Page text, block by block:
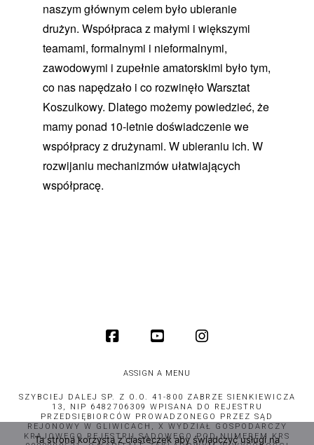
naszym głównym celem było ubieranie
drużyn. Współpraca z małymi i większymi
teamami, formalnymi i nieformalnymi,
zawodowymi i zupełnie amatorskimi było tym,
co nas napędzało i co rozwinęło Warsztat
Koszulkowy. Dlatego możemy powiedzieć, że
mamy ponad 10-letnie doświadczenie we
współpracy z drużynami. W ubieraniu ich. W
rozwijaniu mechanizmów ułatwiających
współpracę.
ASSIGN A MENU
SZYBCIEJ DALEJ SP. Z O.O. 41-800 ZABRZE SIENKIEWICZA
13, NIP 6482706309 WPISANA DO REJESTRU
PRZEDSIĘBIORCÓW PROWADZONEGO PRZEZ SĄD
REJONOWY W GLIWICACH, X WYDZIAŁ GOSPODARCZY
KRAJOWEGO REJESTRU SĄDOWEGO POD NUMEREM KRS
Ta strona korzysta z ciasteczek aby świadczyć usługi na